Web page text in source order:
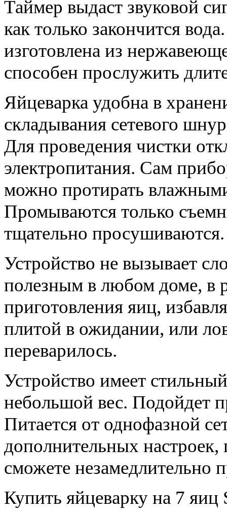
Таймер выдаст звуковой
как только закончится
изготовлена из
способен прослужить
Яйцеварка удобна в
складывания сетевого
Для проведения чистки
электропитания. Сам
можно протирать
Промываются только
тщательно просушиваются.
Устройство не вызывает
полезным в любом доме, в
приготовления яиц,
плитой в ожидании, или
переварилось.
Устройство имеет
небольшой вес. Подойдет
Питается от однофазной
дополнительных
сможете незамедлительно
Купить яйцеварку на 7